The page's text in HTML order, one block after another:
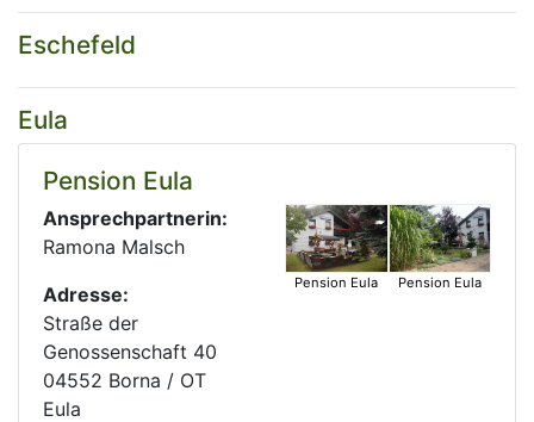
Eschefeld
Eula
Pension Eula
Ansprechpartnerin:
Ramona Malsch
Adresse:
Straße der
Genossenschaft 40
04552 Borna / OT
Eula
Pension Eula Pension Eula